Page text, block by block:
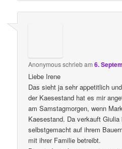
Anonymousschriebam6.
Liebe Irene
Das sieht ja sehr appetitlich
der Kaesestand hat es mir
am Samstagmorgen, wenn
Kaesestand. Da verkauft
selbstgemacht auf ihrem
mit ihrer Familie betreibt.